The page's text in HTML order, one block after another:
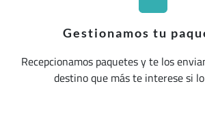
Gestionamos tu
Recepcionamos paquetes y te los
destino que más te interese si